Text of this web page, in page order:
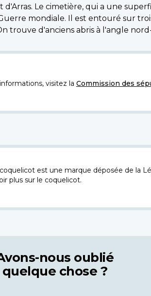
d'Arras. Le cimetière, qui a une
mondiale. Il est entouré sur
trouve d'anciens abris à l'angle
visitez la Commission des
est une marque déposée de la
plus sur le coquelicot.
nous oublié
quelque chose ?